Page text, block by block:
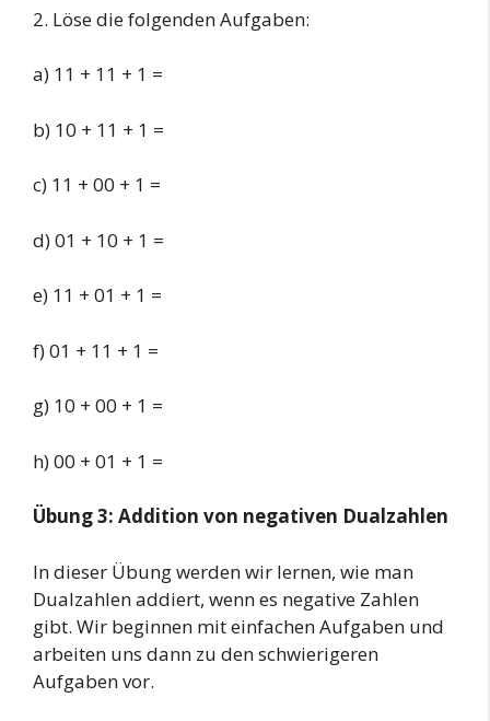
2. Löse die folgenden Aufgaben:
a) 11 + 11 + 1 =
b) 10 + 11 + 1 =
c) 11 + 00 + 1 =
d) 01 + 10 + 1 =
e) 11 + 01 + 1 =
f) 01 + 11 + 1 =
g) 10 + 00 + 1 =
h) 00 + 01 + 1 =
Übung 3: Addition von negativen Dualzahlen
In dieser Übung werden wir lernen, wie man
Dualzahlen addiert, wenn es negative Zahlen
gibt. Wir beginnen mit einfachen Aufgaben und
arbeiten uns dann zu den schwierigeren
Aufgaben vor.